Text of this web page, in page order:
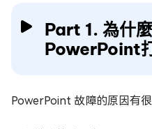
Part 1. 為什
PowerPoint
PowerPoint 故障的原因有